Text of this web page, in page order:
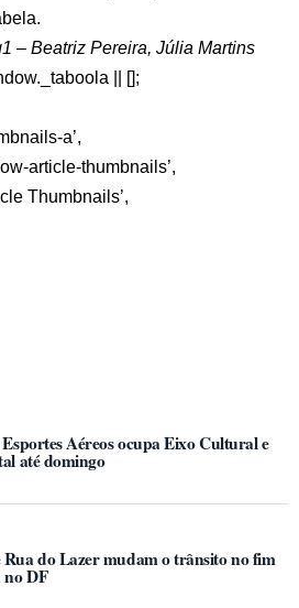
– Beatriz Pereira, Júlia Martins
|| [];
a’,
article-thumbnails’,
Thumbnails’,
Esportes Aéreos ocupa Eixo Cultural e
até domingo
do Lazer mudam o trânsito no fim
no DF